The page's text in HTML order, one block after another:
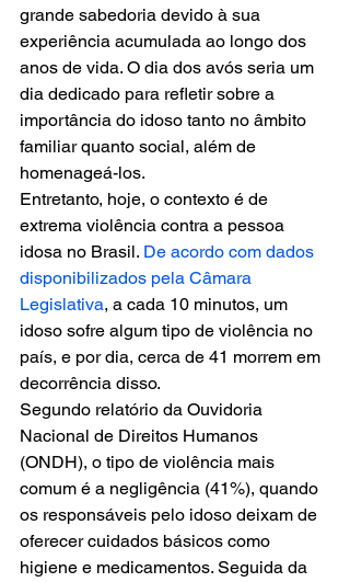
grande sabedoria devido à sua
experiência acumulada ao longo dos
anos de vida. O dia dos avós seria um
dia dedicado para refletir sobre a
importância do idoso tanto no âmbito
familiar quanto social, além de
homenageá-los.
Entretanto, hoje, o contexto é de
extrema violência contra a pessoa
idosa no Brasil. De acordo com dados
disponibilizados pela Câmara
Legislativa, a cada 10 minutos, um
idoso sofre algum tipo de violência no
país, e por dia, cerca de 41 morrem em
decorrência disso.
Segundo relatório da Ouvidoria
Nacional de Direitos Humanos
(ONDH), o tipo de violência mais
comum é a negligência (41%), quando
os responsáveis pelo idoso deixam de
oferecer cuidados básicos como
higiene e medicamentos. Seguida da